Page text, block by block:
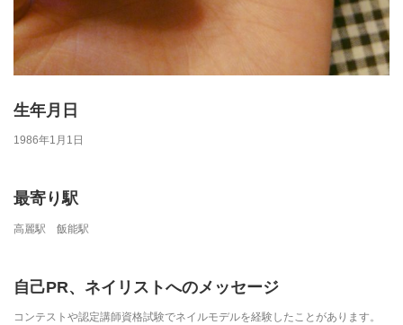
生年月日
1986年1月1日
最寄り駅
高麗駅 飯能駅
自己PR、ネイリストへのメッセージ
コンテストや認定講師資格試験でネイルモデルを経験したことがあります。